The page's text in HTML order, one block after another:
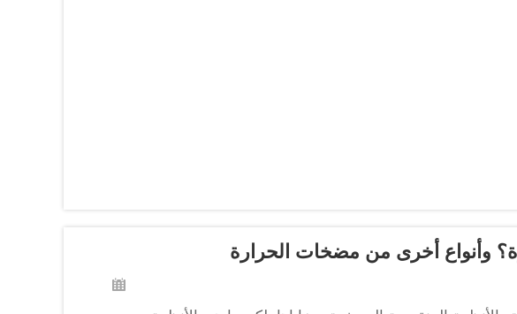
وأنواع أخرى من مضخات الحرارة